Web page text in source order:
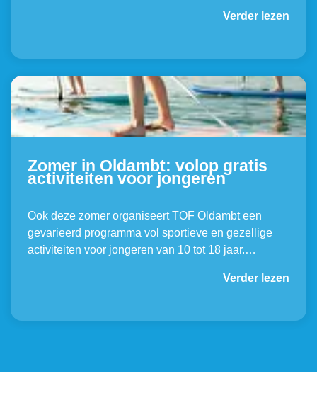
Verder lezen
Zomer in Oldambt: volop gratis
activiteiten voor jongeren
Ook deze zomer organiseert TOF Oldambt een
gevarieerd programma vol sportieve en gezellige
activiteiten voor jongeren van 10 tot 18 jaar.…
Verder lezen